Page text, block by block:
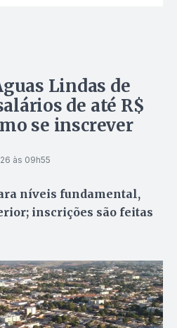
Lindas de
de até R$
se inscrever
às 09h55
níveis fundamental,
inscrições são feitas